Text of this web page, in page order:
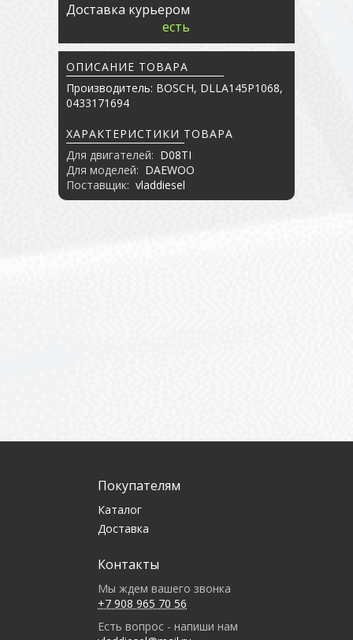
Доставка курьером
есть
ОПИСАНИЕ ТОВАРА
Производитель: BOSCH, DLLA145P1068,
0433171694
ХАРАКТЕРИСТИКИ ТОВАРА
Для двигателей: D08TI
Для моделей: DAEWOO
Поставщик: vladdiesel
Покупателям
Каталог
Доставка
Контакты
Мы ждем вашего звонка
+7 908 965 70 56
Есть вопрос - напиши нам